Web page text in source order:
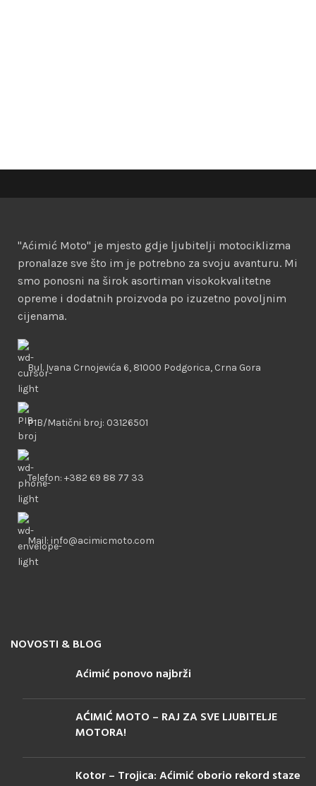
"Aćimić Moto" je mjesto gdje ljubitelji motociklizma
pronalaze sve što im je potrebno za svoju avanturu. Mi
smo ponosni na širok asortiman visokokvalitetne
opreme i dodatnih proizvoda po izuzetno povoljnim
cijenama.
Bul. Ivana Crnojevića 6, 81000 Podgorica, Crna Gora
PIB/Matični broj: 03126501
Telefon: +382 69 88 77 33
Mail: info@acimicmoto.com
NOVOSTI & BLOG
Aćimić ponovo najbrži
AĆIMIĆ MOTO – RAJ ZA SVE LJUBITELJE
MOTORA!
Kotor – Trojica: Aćimić oborio rekord staze